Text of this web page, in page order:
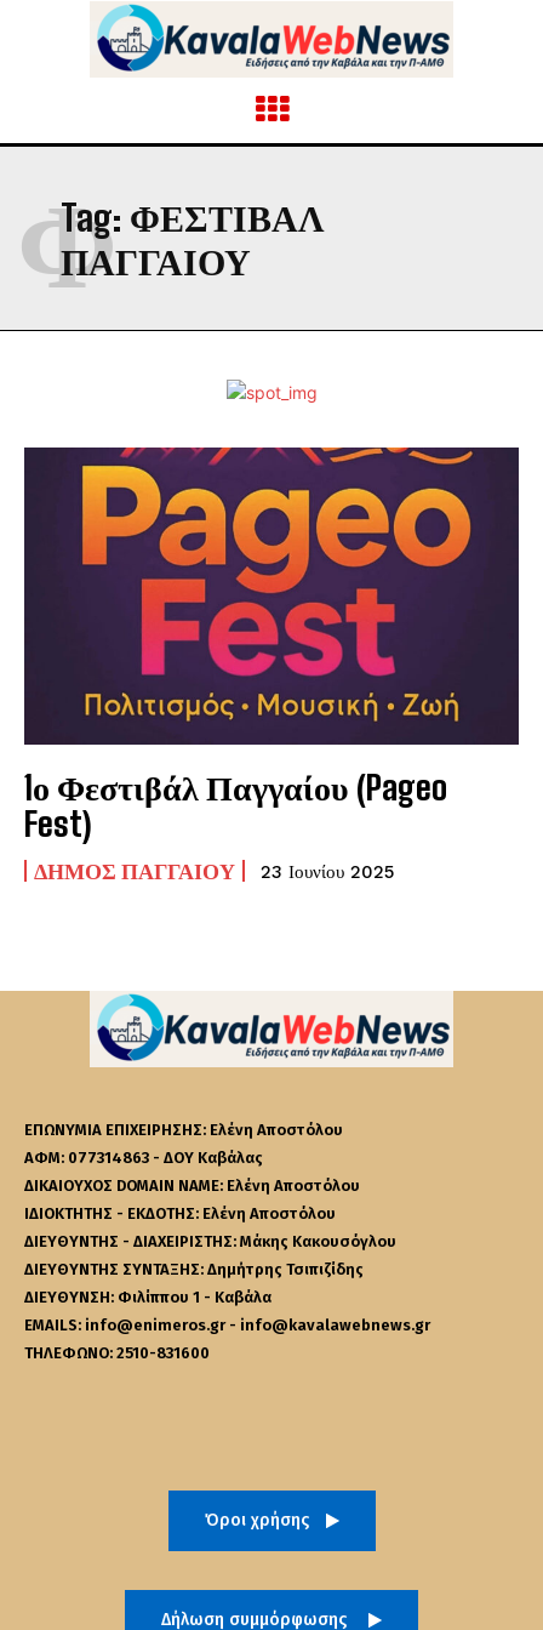
Tag: ΦΕΣΤΙΒΑΛ
ΠΑΓΓΑΙΟΥ
Φ
1ο Φεστιβάλ Παγγαίου (Pageo
Fest)
ΔΉΜΟΣ ΠΑΓΓΑΊΟΥ 23 Ιουνίου 2025
ΕΠΩΝΥΜΙΑ ΕΠΙΧΕΙΡΗΣΗΣ: Ελένη Αποστόλου
ΑΦΜ: 077314863 - ΔΟΥ Καβάλας
ΔΙΚΑΙΟΥΧΟΣ DOMAIN NAME: Ελένη Αποστόλου
ΙΔΙΟΚΤΗΤΗΣ - ΕΚΔΟΤΗΣ: Ελένη Αποστόλου
ΔΙΕΥΘΥΝΤΗΣ - ΔΙΑΧΕΙΡΙΣΤΗΣ: Μάκης Κακουσόγλου
ΔΙΕΥΘΥΝΤΗΣ ΣΥΝΤΑΞΗΣ: Δημήτρης Τσιπιζίδης
ΔΙΕΥΘΥΝΣΗ: Φιλίππου 1 - Καβάλα
EMAILS: info@enimeros.gr - info@kavalawebnews.gr
ΤΗΛΕΦΩΝΟ: 2510-831600
Όροι χρήσης
Δήλωση συμμόρφωσης